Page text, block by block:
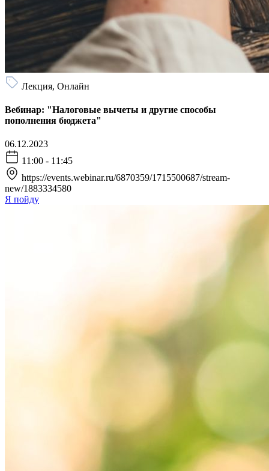
Лекция, Онлайн
Вебинар: "Налоговые вычеты и другие способы
пополнения бюджета"
06.12.2023
11:00 - 11:45
https://events.webinar.ru/6870359/1715500687/stream-
new/1883334580
Я пойду